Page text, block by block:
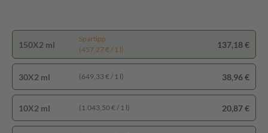
150X2 ml
Spartipp
(457,27 € / 1 l)
137,18 €
30X2 ml (649,33 € / 1 l) 38,96 €
10X2 ml (1.043,50 € / 1 l) 20,87 €